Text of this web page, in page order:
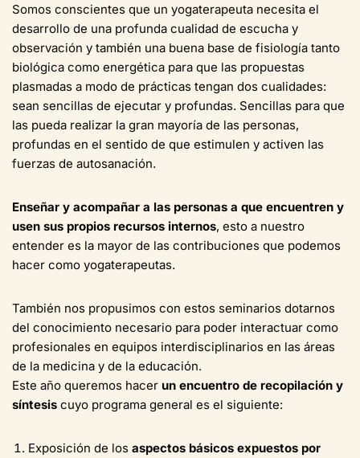
Somos conscientes que un yogaterapeuta necesita el
desarrollo de una profunda cualidad de escucha y
observación y también una buena base de fisiología tanto
biológica como energética para que las propuestas
plasmadas a modo de prácticas tengan dos cualidades:
sean sencillas de ejecutar y profundas. Sencillas para que
las pueda realizar la gran mayoría de las personas,
profundas en el sentido de que estimulen y activen las
fuerzas de autosanación.
Enseñar y acompañar a las personas a que encuentren y
usen sus propios recursos internos, esto a nuestro
entender es la mayor de las contribuciones que podemos
hacer como yogaterapeutas.
También nos propusimos con estos seminarios dotarnos
del conocimiento necesario para poder interactuar como
profesionales en equipos interdisciplinarios en las áreas
de la medicina y de la educación.
Este año queremos hacer un encuentro de recopilación y
síntesis cuyo programa general es el siguiente:
Exposición de los aspectos básicos expuestos por